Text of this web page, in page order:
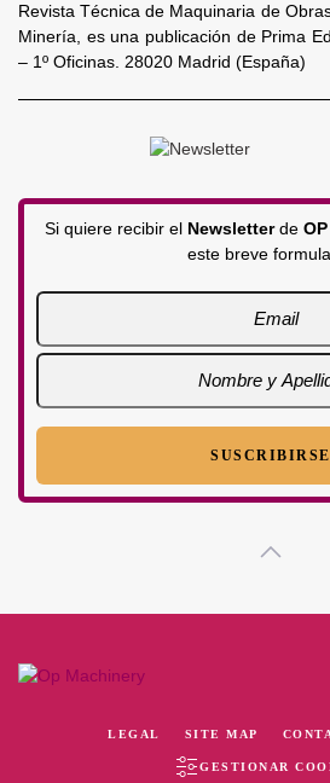
Revista Técnica de Maquinaria de
Minería, es una publicación de Prima
– 1º Oficinas. 28020 Madrid (España)
Si quiere recibir el Newsletterde
este breve
LEGAL SITE MAP
GESTIONAR